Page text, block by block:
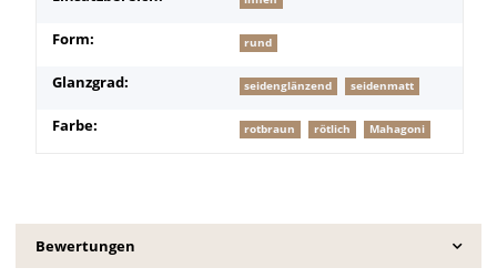
Form: rund
Glanzgrad: seidenglänzend seidenmatt
Farbe: rotbraun rötlich Mahagoni
Bewertungen